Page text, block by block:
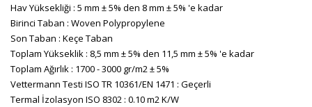
Hav Yüksekliği : 5 mm ± 5% den 8 mm ± 5% 'e kadar
Birinci Taban : Woven Polypropylene
Son Taban : Keçe Taban
Toplam Yükseklik : 8,5 mm ± 5% den 11,5 mm ± 5% 'e kadar
Toplam Ağırlık : 1700 - 3000 gr/m2 ± 5%
Vettermann Testi ISO TR 10361/EN 1471 : Geçerli
Termal İzolasyon ISO 8302 : 0.10 m2 K/W